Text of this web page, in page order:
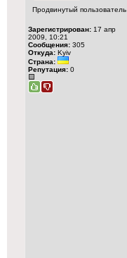
Продвинутый пользователь
Зарегистрирован: 17 апр
2009, 10:21
Сообщения: 305
Откуда: Kyiv
Страна:
Репутация: 0